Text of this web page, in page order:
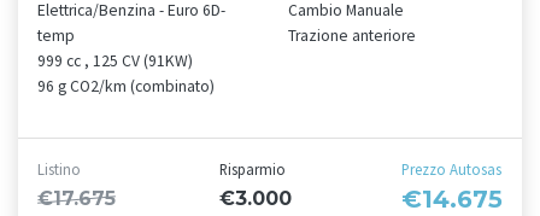
Elettrica/Benzina - Euro 6D-
temp
999 cc , 125 CV (91KW)
96 g CO2/km (combinato)
Cambio Manuale
Trazione anteriore
Listino
€17.675
Risparmio
€3.000
Prezzo Autosas
€14.675